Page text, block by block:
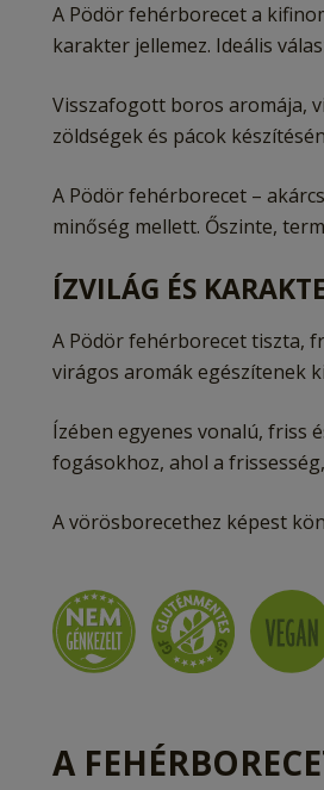
A Pödör fehérborecet a
karakter jellemez. Ideális
Visszafogott boros aromája,
zöldségek és pácok
A Pödör fehérborecet –
minőség mellett. Őszinte,
ÍZVILÁG ÉS
A Pödör fehérborecet tiszta,
virágos aromák egészítenek
Ízében egyenes vonalú, friss
fogásokhoz, ahol a
A vörösborecethez képest
A